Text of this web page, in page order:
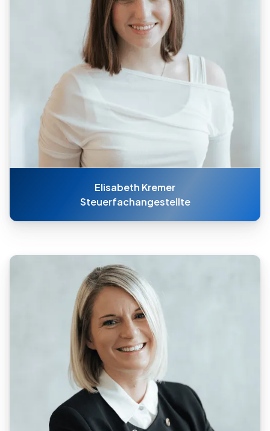
Elisabeth Kremer
Steuerfachangestellte